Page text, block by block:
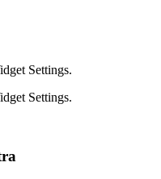
Settings.
Settings.